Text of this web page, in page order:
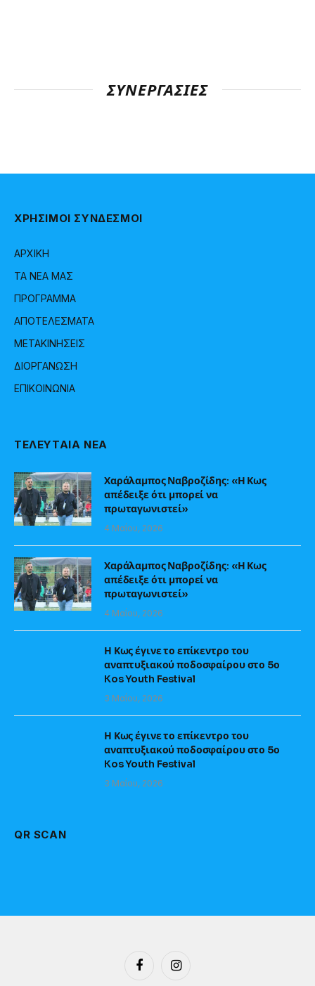
ΣΥΝΕΡΓΑΣΊΕΣ
ΧΡΗΣΙΜΟΙ ΣΥΝΔΕΣΜΟΙ
ΑΡΧΙΚΗ
ΤΑ ΝΕΑ ΜΑΣ
ΠΡΟΓΡΑΜΜΑ
ΑΠΟΤΕΛΕΣΜΑΤΑ
ΜΕΤΑΚΙΝΗΣΕΙΣ
ΔΙΟΡΓΑΝΩΣΗ
ΕΠΙΚΟΙΝΩΝΙΑ
ΤΕΛΕΥΤΑΙΑ ΝΕΑ
Χαράλαμπος Ναβροζίδης: «Η Κως
απέδειξε ότι μπορεί να
πρωταγωνιστεί»
4 Μαΐου, 2026
Χαράλαμπος Ναβροζίδης: «Η Κως
απέδειξε ότι μπορεί να
πρωταγωνιστεί»
4 Μαΐου, 2026
Η Κως έγινε το επίκεντρο του
αναπτυξιακού ποδοσφαίρου στο 5ο
Kos Youth Festival
3 Μαΐου, 2026
Η Κως έγινε το επίκεντρο του
αναπτυξιακού ποδοσφαίρου στο 5ο
Kos Youth Festival
3 Μαΐου, 2026
QR SCAN
FacebookInstagram